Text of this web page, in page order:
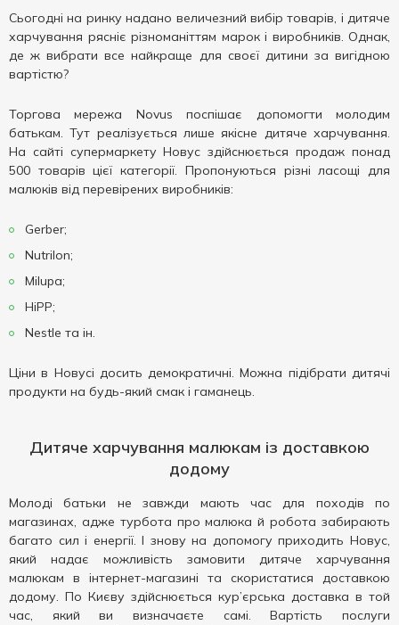
Сьогодні на ринку надано величезний вибір товарів, і дитяче
харчування рясніє різноманіттям марок і виробників. Однак,
де ж вибрати все найкраще для своєї дитини за вигідною
вартістю?
Торгова мережа Novus поспішає допомогти молодим
батькам. Тут реалізується лише якісне дитяче харчування.
На сайті супермаркету Новус здійснюється продаж понад
500 товарів цієї категорії. Пропонуються різні ласощі для
малюків від перевірених виробників:
Gerber;
Nutrilon;
Milupa;
HiPP;
Nestle та ін.
Ціни в Новусі досить демократичні. Можна підібрати дитячі
продукти на будь-який смак і гаманець.
Дитяче харчування малюкам із доставкою
додому
Молоді батьки не завжди мають час для походів по
магазинах, адже турбота про малюка й робота забирають
багато сил і енергії. І знову на допомогу приходить Новус,
який надає можливість замовити дитяче харчування
малюкам в інтернет-магазині та скористатися доставкою
додому. По Києву здійснюється кур’єрська доставка в той
час, який ви визначаєте самі. Вартість послуги